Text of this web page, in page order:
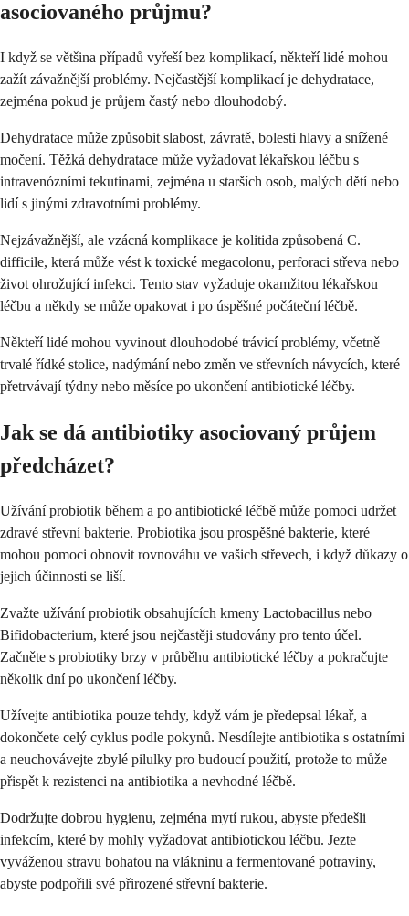
asociovaného průjmu?
I když se většina případů vyřeší bez komplikací, někteří lidé mohou
zažít závažnější problémy. Nejčastější komplikací je dehydratace,
zejména pokud je průjem častý nebo dlouhodobý.
Dehydratace může způsobit slabost, závratě, bolesti hlavy a snížené
močení. Těžká dehydratace může vyžadovat lékařskou léčbu s
intravenózními tekutinami, zejména u starších osob, malých dětí nebo
lidí s jinými zdravotními problémy.
Nejzávažnější, ale vzácná komplikace je kolitida způsobená C.
difficile, která může vést k toxické megacolonu, perforaci střeva nebo
život ohrožující infekci. Tento stav vyžaduje okamžitou lékařskou
léčbu a někdy se může opakovat i po úspěšné počáteční léčbě.
Někteří lidé mohou vyvinout dlouhodobé trávicí problémy, včetně
trvalé řídké stolice, nadýmání nebo změn ve střevních návycích, které
přetrvávají týdny nebo měsíce po ukončení antibiotické léčby.
Jak se dá antibiotiky asociovaný průjem
předcházet?
Užívání probiotik během a po antibiotické léčbě může pomoci udržet
zdravé střevní bakterie. Probiotika jsou prospěšné bakterie, které
mohou pomoci obnovit rovnováhu ve vašich střevech, i když důkazy o
jejich účinnosti se liší.
Zvažte užívání probiotik obsahujících kmeny Lactobacillus nebo
Bifidobacterium, které jsou nejčastěji studovány pro tento účel.
Začněte s probiotiky brzy v průběhu antibiotické léčby a pokračujte
několik dní po ukončení léčby.
Užívejte antibiotika pouze tehdy, když vám je předepsal lékař, a
dokončete celý cyklus podle pokynů. Nesdílejte antibiotika s ostatními
a neuchovávejte zbylé pilulky pro budoucí použití, protože to může
přispět k rezistenci na antibiotika a nevhodné léčbě.
Dodržujte dobrou hygienu, zejména mytí rukou, abyste předešli
infekcím, které by mohly vyžadovat antibiotickou léčbu. Jezte
vyváženou stravu bohatou na vlákninu a fermentované potraviny,
abyste podpořili své přirozené střevní bakterie.